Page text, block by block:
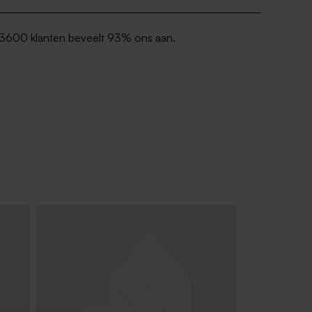
klanten beveelt 93% ons aan.